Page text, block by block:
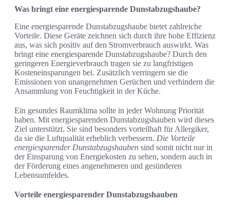
Was bringt eine energiesparende Dunstabzugshaube?
Eine energiesparende Dunstabzugshaube bietet zahlreiche
Vorteile. Diese Geräte zeichnen sich durch ihre hohe Effizienz
aus, was sich positiv auf den Stromverbrauch auswirkt. Was
bringt eine energiesparende Dunstabzugshaube? Durch den
geringeren Energieverbrauch tragen sie zu langfristigen
Kosteneinsparungen bei. Zusätzlich verringern sie die
Emissionen von unangenehmen Gerüchen und verhindern die
Ansammlung von Feuchtigkeit in der Küche.
Ein gesundes Raumklima sollte in jeder Wohnung Priorität
haben. Mit energiesparenden Dunstabzugshauben wird dieses
Ziel unterstützt. Sie sind besonders vorteilhaft für Allergiker,
da sie die Luftqualität erheblich verbessern. Die Vorteile
energiesparender Dunstabzugshauben sind somit nicht nur in
der Einsparung von Energiekosten zu sehen, sondern auch in
der Förderung eines angenehmeren und gesünderen
Lebensumfeldes.
Vorteile energiesparender Dunstabzugshauben